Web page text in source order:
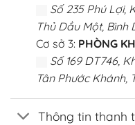
Số 235 Phú Lợi,
Thủ Dầu Một, Bình
Cơ sở 3: PHÒNG
Số 169 DT746,
Tân Phước Khánh,
Thông tin thanh